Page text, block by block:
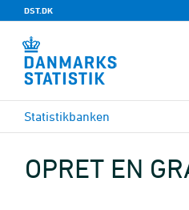
DST.DK
Statistikbanken
OPRET EN